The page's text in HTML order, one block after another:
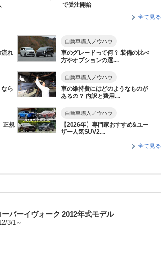
で受注開始
全て見る
流れ
自動車購入ノウハウ
車のグレードって何？ 装備の比べ
方やオプションの選....
ら
自動車購入ノウハウ
車の維持費にはどのようなものが
あるの？ 内訳と費用....
正規
自動車購入ノウハウ
【2026年】専門家おすすめ&ユー
ザー人気SUV2....
全て見る
ーバーイヴォーク 2012年式モデル
3/1～